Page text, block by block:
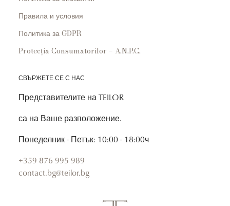
Правила и условия
Политика за GDPR
Protecția Consumatorilor – A.N.P.C.
СВЪРЖЕТЕ СЕ С НАС
Представителите на TEILOR
са на Ваше разположение.
Понеделник - Петък: 10:00 - 18:00ч
+359 876 995 989
contact.bg@teilor.bg